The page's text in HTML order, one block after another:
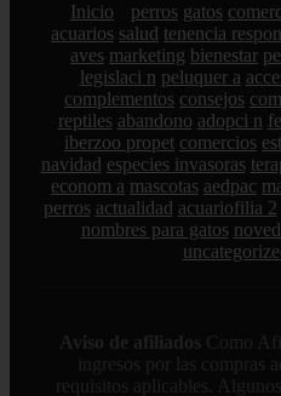
Inicio perros gatos
acuarios salud tenencia
aves marketing bienestar
legislaci n peluquer a
complementos consejos
reptiles abandono adopci n
iberzoo propet comercios
navidad especies invasoras
econom a mascotas aedpac
perros actualidad acuariofilia 2
nombres para gatos
Aviso de afiliados Como
ingresos por las compras
requisitos aplicables.